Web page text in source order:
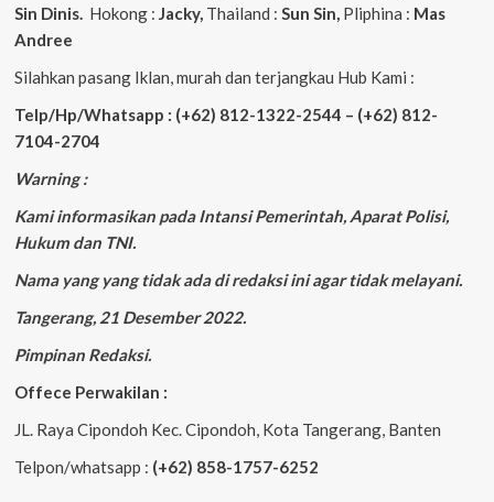
Sin Dinis. Hokong : Jacky, Thailand : Sun Sin, Pliphina : Mas
Andree
Silahkan pasang Iklan, murah dan terjangkau Hub Kami :
Telp/Hp/Whatsapp : (+62) 812-1322-2544 – (+62) 812-
7104-2704
Warning :
Kami informasikan pada Intansi Pemerintah, Aparat Polisi,
Hukum dan TNI.
Nama yang yang tidak ada di redaksi ini agar tidak melayani.
Tangerang, 21 Desember 2022.
Pimpinan Redaksi.
Offece Perwakilan :
JL. Raya Cipondoh Kec. Cipondoh, Kota Tangerang, Banten
Telpon/whatsapp : (+62) 858-1757-6252